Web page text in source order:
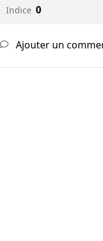
Indice 0
Ajouter un